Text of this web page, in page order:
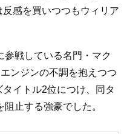
感を買いつつもウィリア
参戦している名門・マク
ンジンの不調を抱えつつ
イトル2位につけ、同タ
止する強豪でした。